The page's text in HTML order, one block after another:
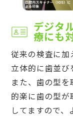
デジタ
療にも
従来の検査に加
立体的に歯並び
また、歯の型
的楽に歯の型
してますので、